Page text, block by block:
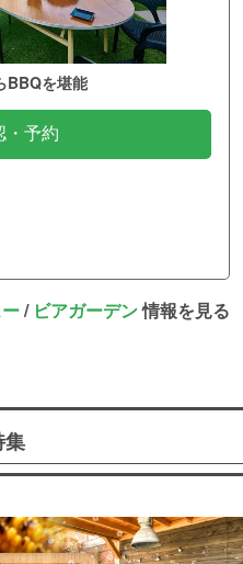
BBQを堪能
・予約
/ ビアガーデン情報を見る
集